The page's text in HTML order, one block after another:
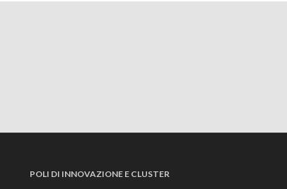
POLI DI INNOVAZIONE E CLUSTER